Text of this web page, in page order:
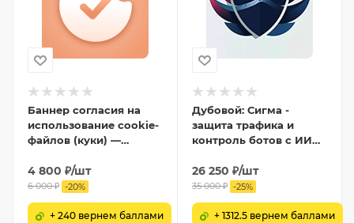
Баннер согласия на
использование cookie-
файлов (куки) —
ФЗ-152
4 800 ₽/шт
6 000₽ -20%
+ 240 вернем баллами
Дубовой: Сигма -
защита трафика и
контроль ботов с ИИ
26 250 ₽/шт
35 000₽ -25%
+ 1312.5 вернем баллами